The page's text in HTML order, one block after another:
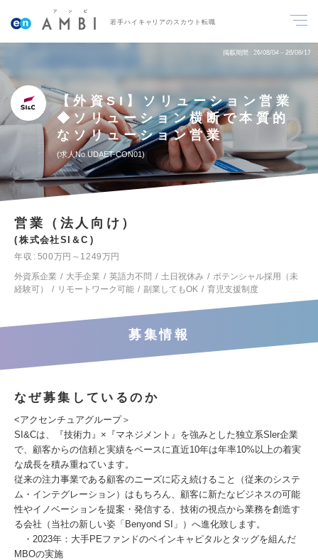
若手ハイキャリアのスカウト転職
掲載期間 26/08/04～26/08/17
【外資SI】ソリューション営業
◆ソリューション横断で本質的
なソリューション営業
求人No.UDAET-CON01
営業（法人向け）
株式会社SI＆C
年収
500万円～1249万円
外資系企業
大手企業 英語力不問 土日祝休み
ポテンシャル採用（未
経験可）
リモートワーク可能 副業してもOK 育児支援制度
募集情報
なぜ募集しているのか
<アクセンチュアグループ＞
SI&Cは、『技術力』×『マネジメント』を強みとした独立系Sler企業
で、顧客からの信頼と実績をベースに直近10年は年率10%以上の着実
な成長を積み重ねています。
従来の注力事業である顧客のニーズに応え続けること（従来のシステ
ム・インテグレーション）はもちろん、顧客に新たなビジネスの可能
性やイノベーションを提案・発信する、技術の視点から業務を創造す
る会社（当社の新しい姿「Benyond SI」）へ進化致します。
・2023年：大手PEファンドのベインキャピタルとタッグを組んだ
MBOの実施